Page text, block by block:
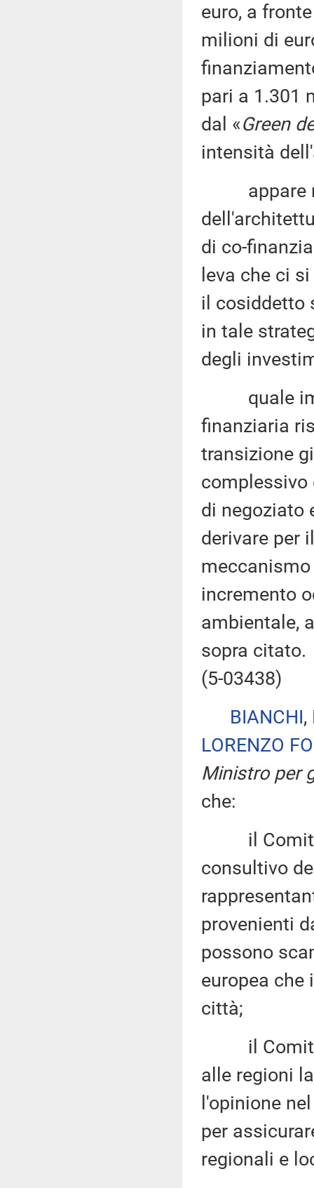
euro, a
milioni di
pari a 1.301
dal «Green
intensità
appare
di co-
leva che ci
il cosiddetto
in tale
degli
quale
finanziaria
transizione
complessivo
di negoziato
derivare per
incremento
ambientale,
sopra citato.
(5-03438)
BIANCHI,
LORENZO
Ministro per
che:
il
consultivo
provenienti
possono
europea che
città;
il
alle regioni
l'opinione
per
regionali e